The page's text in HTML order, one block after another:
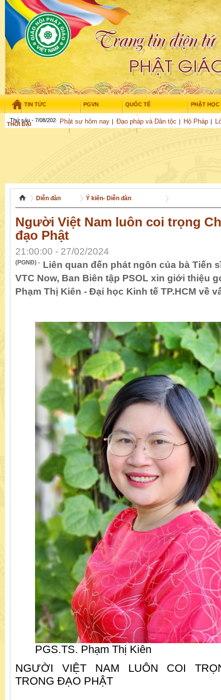
TIN TỨC PGVN QUỐC TẾ PHẬT HỌC
Phật sự hôm nay Đạo pháp và Dân tộc Hộ Pháp
THỜI ĐẠI TUỔI TRẺ NGHIÊN CỨU
Thứ sáu - 7/08/2026 – 15: 54:10
Diễn đàn Ý kiến- Diễn đàn
Người Việt Nam luôn coi trọng
đạo Phật
21:00:00 - 27/02/2024
(PGNĐ) - Liên quan đến phát ngôn của bà Tiến
VTC Now, Ban Biên tập PSOL xin giới thiệu
Phạm Thị Kiên - Đại học Kinh tế TP.HCM về
PGS.TS. Phạm Thị Kiên
NGƯỜI VIỆT NAM LUÔN COI
TRONG ĐẠO PHẬT